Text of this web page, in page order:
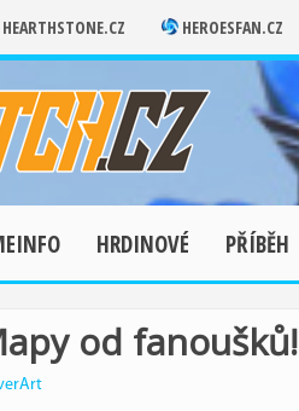
HEARTHSTONE.CZ HEROESFAN.CZ
HRDINOVÉ PŘÍBĚH
od fanoušků!